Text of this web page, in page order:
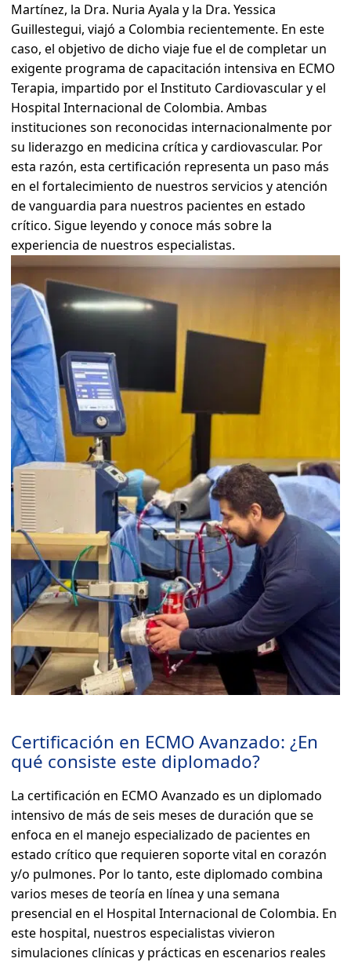
Martínez, la Dra. Nuria Ayala y la Dra. Yessica
Guillestegui, viajó a Colombia recientemente. En este
caso, el objetivo de dicho viaje fue el de completar un
exigente programa de capacitación intensiva en ECMO
Terapia, impartido por el Instituto Cardiovascular y el
Hospital Internacional de Colombia. Ambas
instituciones son reconocidas internacionalmente por
su liderazgo en medicina crítica y cardiovascular. Por
esta razón, esta certificación representa un paso más
en el fortalecimiento de nuestros servicios y atención
de vanguardia para nuestros pacientes en estado
crítico. Sigue leyendo y conoce más sobre la
experiencia de nuestros especialistas.
Certificación en ECMO Avanzado: ¿En
qué consiste este diplomado?
La certificación en ECMO Avanzado es un diplomado
intensivo de más de seis meses de duración que se
enfoca en el manejo especializado de pacientes en
estado crítico que requieren soporte vital en corazón
y/o pulmones. Por lo tanto, este diplomado combina
varios meses de teoría en línea y una semana
presencial en el Hospital Internacional de Colombia. En
este hospital, nuestros especialistas vivieron
simulaciones clínicas y prácticas en escenarios reales